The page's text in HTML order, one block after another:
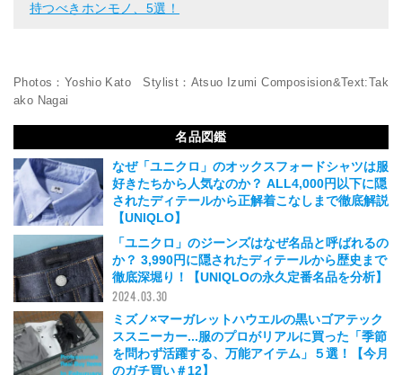
持つべきホンモノ、5選！
Photos：Yoshio Kato Stylist：Atsuo Izumi Composision&Text:Tak
ako Nagai
名品図鑑
なぜ「ユニクロ」のオックスフォードシャツは服
好きたちから人気なのか？ ALL4,000円以下に隠
されたディテールから正解着こなしまで徹底解説
【UNIQLO】
2024.04.07
「ユニクロ」のジーンズはなぜ名品と呼ばれるの
か？ 3,990円に隠されたディテールから歴史まで
徹底深堀り！【UNIQLOの永久定番名品を分析】
2024.03.30
ミズノ×マーガレットハウエルの黒いゴアテック
ススニーカー...服のプロがリアルに買った「季節
を問わず活躍する、万能アイテム」５選！【今月
のガチ買い＃12】